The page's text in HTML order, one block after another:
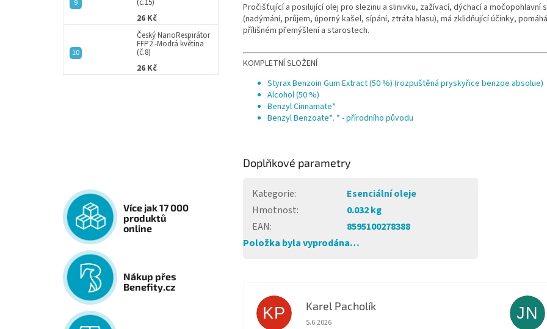
(č.15)
26 Kč
Český NanoRespirátor
FFP2 -Modrá květina
(č.8)
26 Kč
Více jak 17 000
produktů
online
Nákup přes
Benefity.cz
Pročišťující a posilující olej pro slezinu a slinivku, zažívací, dýchací a močopohlavní
(nadýmání, průjem, úporný kašel, sípání, ztráta hlasu), má zklidňující účinky,
přílišném přemýšlení a starostech.
KOMPLETNÍ SLOŽENÍ
Styrax Benzoin Gum Extract (50 %) (rozpuštěná pryskyřice benzoe absolue)
Alcohol (50 %)
Benzyl Cinnamate*
Benzyl Benzoate*. * - přírodního původu
Doplňkové parametry
Kategorie:
Esenciální oleje
Hmotnost:
0.032 kg
EAN:
8595100278388
Položka byla vyprodána…
KP Karel Pacholík
Hodnocení obchodu je 4 z 5 hvězdiček.
5.6.2026
JN